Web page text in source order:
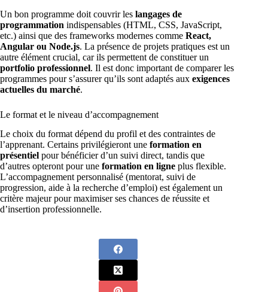
Un bon programme doit couvrir les langages de
programmation indispensables (HTML, CSS, JavaScript,
etc.) ainsi que des frameworks modernes comme React,
Angular ou Node.js. La présence de projets pratiques est un
autre élément crucial, car ils permettent de constituer un
portfolio professionnel. Il est donc important de comparer les
programmes pour s’assurer qu’ils sont adaptés aux exigences
actuelles du marché.
Le format et le niveau d’accompagnement
Le choix du format dépend du profil et des contraintes de
l’apprenant. Certains privilégieront une formation en
présentiel pour bénéficier d’un suivi direct, tandis que
d’autres opteront pour une formation en ligne plus flexible.
L’accompagnement personnalisé (mentorat, suivi de
progression, aide à la recherche d’emploi) est également un
critère majeur pour maximiser ses chances de réussite et
d’insertion professionnelle.